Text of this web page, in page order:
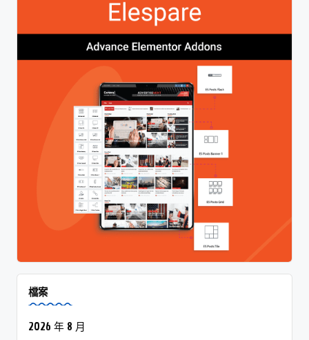
檔案
2026 年 8 月